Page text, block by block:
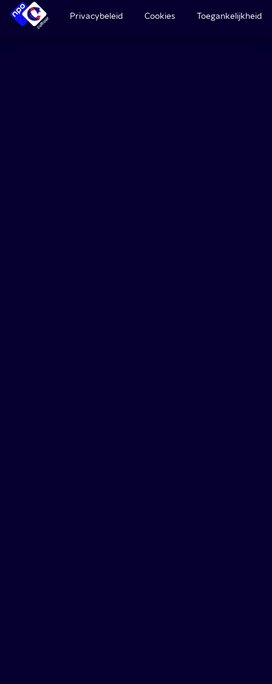
Privacybeleid Cookies Toegankelijkheid